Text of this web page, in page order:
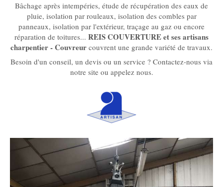
Bâchage après intempéries, étude de récupération des eaux de
pluie, isolation par rouleaux, isolation des combles par
panneaux, isolation par l'extérieur, traçage au gaz ou encore
réparation de toitures... REIS COUVERTURE et ses artisans
charpentier - Couvreur couvrent une grande variété de travaux.
Besoin d'un conseil, un devis ou un service ? Contactez-nous via
notre site ou appelez nous.